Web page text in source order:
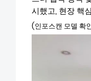
시했고, 현장 핵
(인포스캔 모델 확